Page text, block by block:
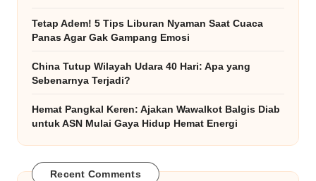
Tetap Adem! 5 Tips Liburan Nyaman Saat Cuaca
Panas Agar Gak Gampang Emosi
China Tutup Wilayah Udara 40 Hari: Apa yang
Sebenarnya Terjadi?
Hemat Pangkal Keren: Ajakan Wawalkot Balgis Diab
untuk ASN Mulai Gaya Hidup Hemat Energi
Recent Comments